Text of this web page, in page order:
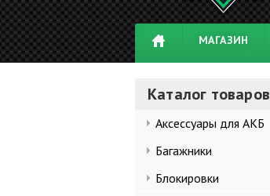
МАГАЗИН
Каталог товаров
Аксессуары для АКБ
Багажники
Блокировки